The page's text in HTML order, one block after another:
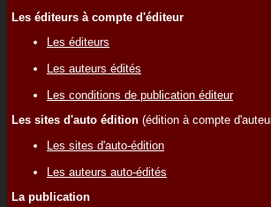
Les éditeurs à compte d'éditeur
Les éditeurs
Les auteurs édités
Les conditions de publication éditeur
Les sites d'auto édition (édition à compte
Les sites d'auto-édition
Les auteurs auto-édités
La publication